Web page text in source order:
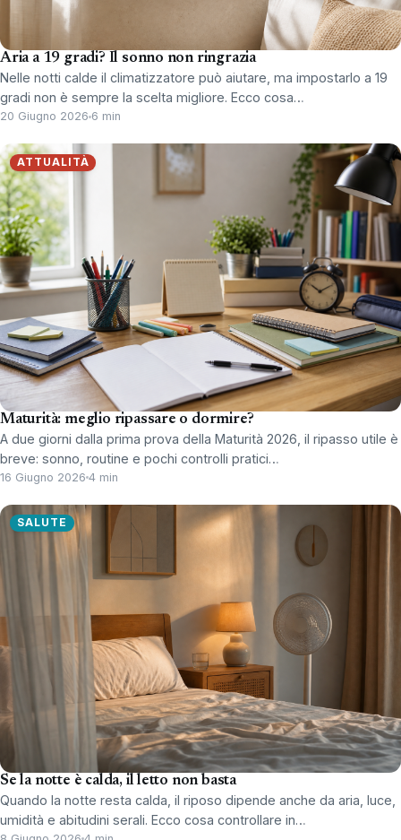
Aria a 19 gradi? Il sonno non ringrazia
Nelle notti calde il climatizzatore può aiutare, ma impostarlo a 19
gradi non è sempre la scelta migliore. Ecco cosa…
20 Giugno 2026 6 min
ATTUALITÀ
Maturità: meglio ripassare o dormire?
A due giorni dalla prima prova della Maturità 2026, il ripasso utile è
breve: sonno, routine e pochi controlli pratici…
16 Giugno 2026 4 min
SALUTE
Se la notte è calda, il letto non basta
Quando la notte resta calda, il riposo dipende anche da aria, luce,
umidità e abitudini serali. Ecco cosa controllare in…